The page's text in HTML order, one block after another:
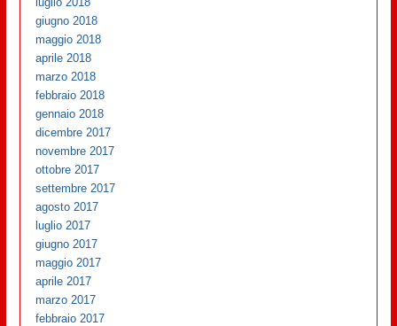
giugno 2018
maggio 2018
aprile 2018
marzo 2018
febbraio 2018
gennaio 2018
dicembre 2017
novembre 2017
ottobre 2017
settembre 2017
agosto 2017
luglio 2017
giugno 2017
maggio 2017
aprile 2017
marzo 2017
febbraio 2017